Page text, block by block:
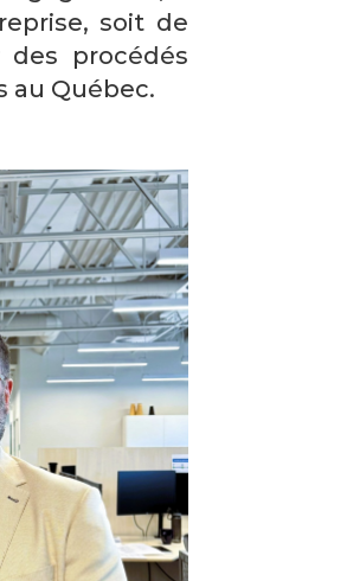
soit de
procédés
au Québec.